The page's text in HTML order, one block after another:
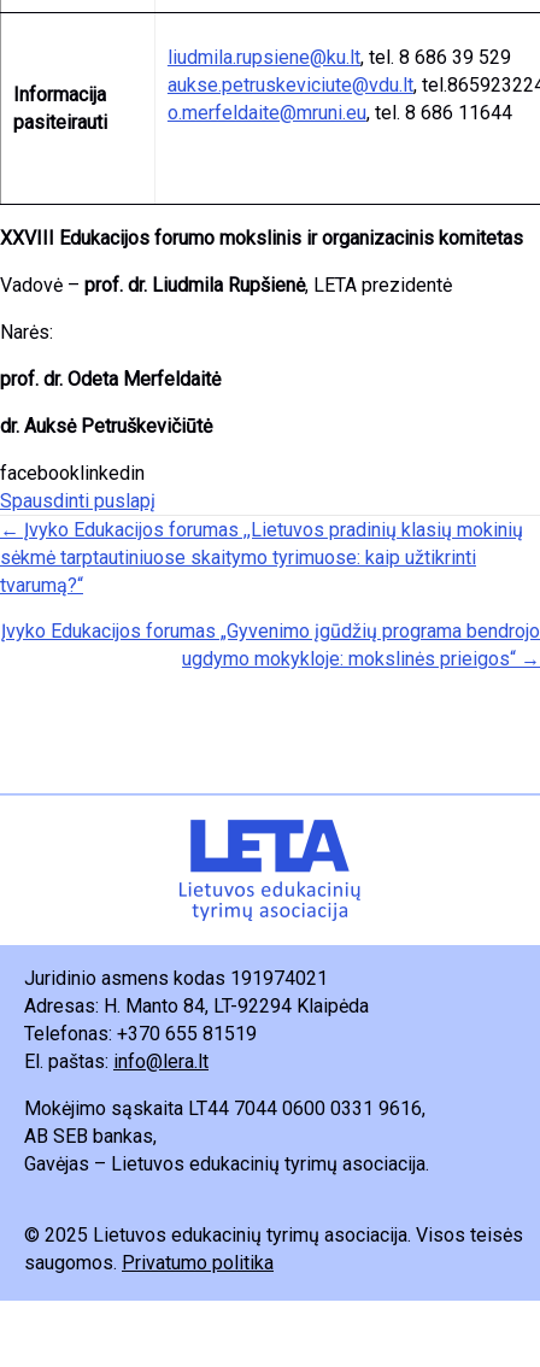
Informacija
pasiteirauti
liudmila.rupsiene@ku.lt, tel. 8 686 39 529
aukse.petruskeviciute@vdu.lt,
o.merfeldaite@mruni.eu, tel. 8 686 11644
XXVIII Edukacijos forumo mokslinis ir organizacinis komitetas
Vadovė – prof. dr. Liudmila Rupšienė, LETA prezidentė
Narės:
prof. dr. Odeta Merfeldaitė
dr. Auksė Petruškevičiūtė
facebooklinkedin
Spausdinti puslapį
Posts navigation
← Įvyko Edukacijos forumas ,,Lietuvos pradinių klasių mokinių
sėkmė tarptautiniuose skaitymo tyrimuose: kaip užtikrinti
tvarumą?“
Įvyko Edukacijos forumas „Gyvenimo įgūdžių programa bendrojo
ugdymo mokykloje: mokslinės prieigos“ →
Juridinio asmens kodas 191974021
Adresas: H. Manto 84, LT-92294 Klaipėda
Telefonas: +370 655 81519
El. paštas: info@lera.lt
Mokėjimo sąskaita LT44 7044 0600 0331 9616,
AB SEB bankas,
Gavėjas – Lietuvos edukacinių tyrimų asociacija.
© 2025 Lietuvos edukacinių tyrimų asociacija. Visos teisės
saugomos. Privatumo politika